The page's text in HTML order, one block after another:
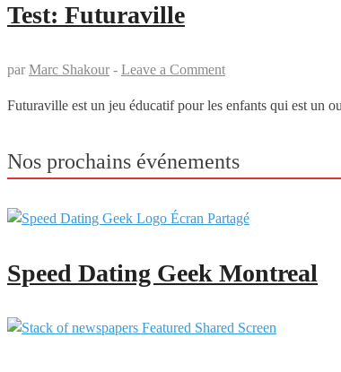
Test: Futuraville
par Marc Shakour - Leave a Comment
Futuraville est un jeu éducatif pour les enfants qui est un
Nos prochains événements
Speed Dating Geek Montreal